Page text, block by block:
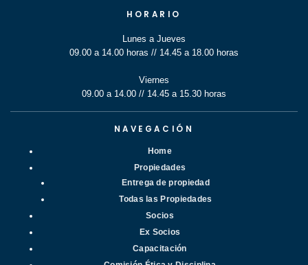
HORARIO
Lunes a Jueves
09.00 a 14.00 horas // 14.45 a 18.00 horas
Viernes
09.00 a 14.00 // 14.45 a 15.30 horas
NAVEGACIÓN
Home
Propiedades
Entrega de propiedad
Todas las Propiedades
Socios
Ex Socios
Capacitación